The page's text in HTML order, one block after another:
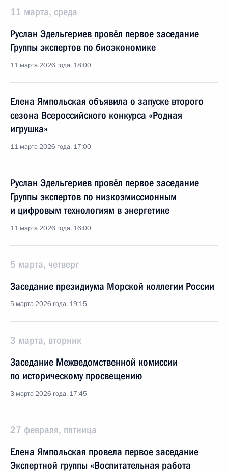
11 марта, среда
Руслан Эдельгериев провёл первое заседание
Группы экспертов по биоэкономике
11 марта 2026 года, 18:00
Елена Ямпольская объявила о запуске второго
сезона Всероссийского конкурса «Родная
игрушка»
11 марта 2026 года, 17:00
Руслан Эдельгериев провёл первое заседание
Группы экспертов по низкоэмиссионным
и цифровым технологиям в энергетике
11 марта 2026 года, 16:00
5 марта, четверг
Заседание президиума Морской коллегии России
5 марта 2026 года, 19:15
3 марта, вторник
Заседание Межведомственной комиссии
по историческому просвещению
3 марта 2026 года, 17:45
27 февраля, пятница
Елена Ямпольская провела первое заседание
Экспертной группы «Воспитательная работа